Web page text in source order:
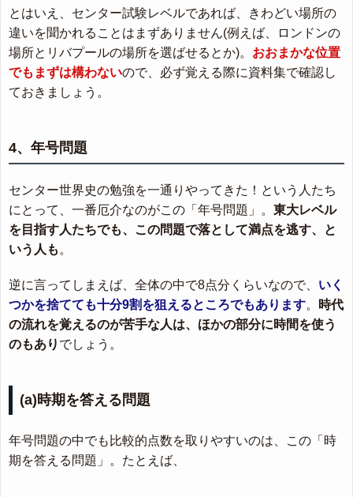
とはいえ、センター試験レベルであれば、きわどい場所の
違いを聞かれることはまずありません(例えば、ロンドンの
場所とリバプールの場所を選ばせるとか)。 おおまかな位置
でもまずは構わないので、必ず覚える際に資料集で確認し
ておきましょう。
4、年号問題
センター世界史の勉強を一通りやってきた！という人たち
にとって、一番厄介なのがこの「年号問題」。 東大レベル
を目指す人たちでも、この問題で落として満点を逃す、と
いう人も 。
逆に言ってしまえば、全体の中で8点分くらいなので、 いく
つかを捨てても十分9割を狙えるところでもあります。
時代
の流れを覚えるのが苦手な人は、ほかの部分に時間を使う
のもあり でしょう。
(a)時期を答える問題
年号問題の中でも比較的点数を取りやすいのは、この「時
期を答える問題」。たとえば、